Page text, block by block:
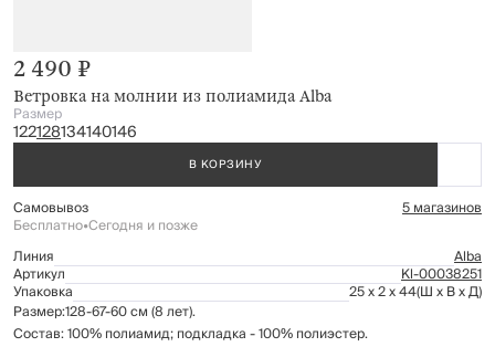
Ветровка на молнии из полиамида Alba
2 490 ₽
Размер
122128134140146
В КОРЗИНУ
Самовывоз 5 магазинов
Бесплатно•Сегодня и позже
Линия
Alba
Артикул Kl-00038251
Упаковка 25 x 2 x 44(Ш x В x Д)
Размер:128-67-60 см (8 лет).
Состав: 100% полиамид; подкладка - 100% полиэстер.